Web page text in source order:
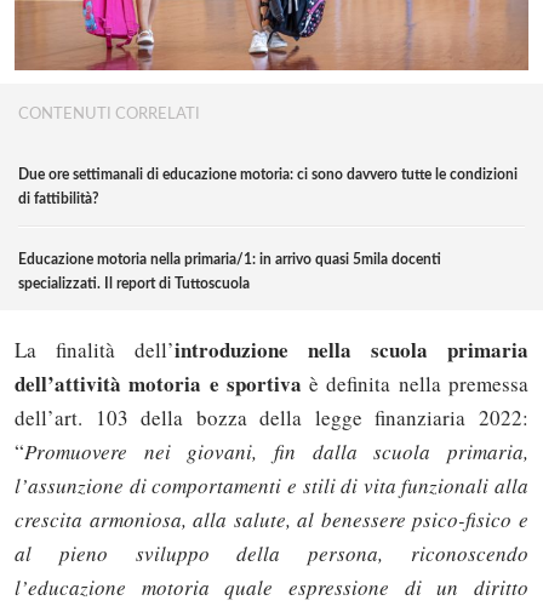
CONTENUTI CORRELATI
Due ore settimanali di educazione motoria: ci sono davvero tutte le condizioni
di fattibilità?
Educazione motoria nella primaria/1: in arrivo quasi 5mila docenti
specializzati. Il report di Tuttoscuola
La finalità dell’introduzione nella scuola primaria
dell’attività motoria e sportiva è definita nella premessa
dell’art. 103 della bozza della legge finanziaria 2022:
“Promuovere nei giovani, fin dalla scuola primaria,
l’assunzione di comportamenti e stili di vita funzionali alla
crescita armoniosa, alla salute, al benessere psico-fisico e
al pieno sviluppo della persona, riconoscendo
l’educazione motoria quale espressione di un diritto